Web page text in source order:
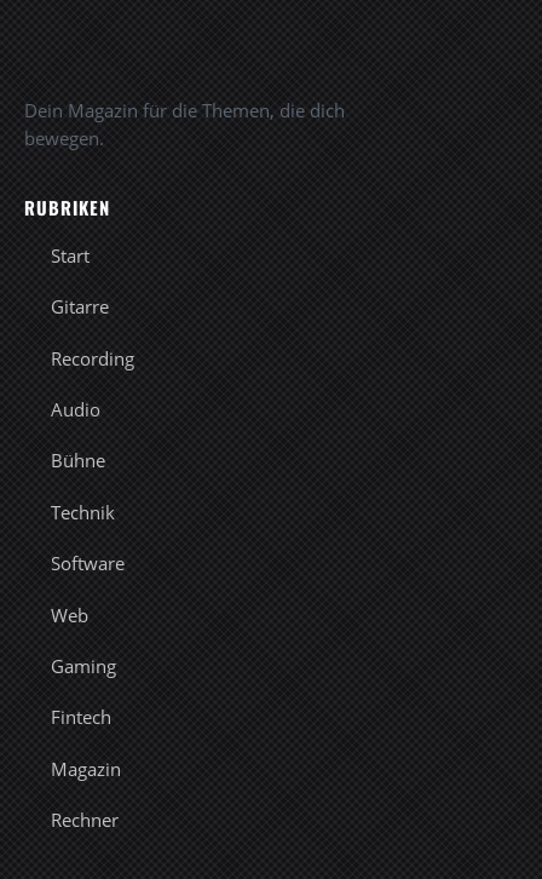
Dein Magazin für die Themen, die dich
bewegen.
RUBRIKEN
Start
Gitarre
Recording
Audio
Bühne
Technik
Software
Web
Gaming
Fintech
Magazin
Rechner